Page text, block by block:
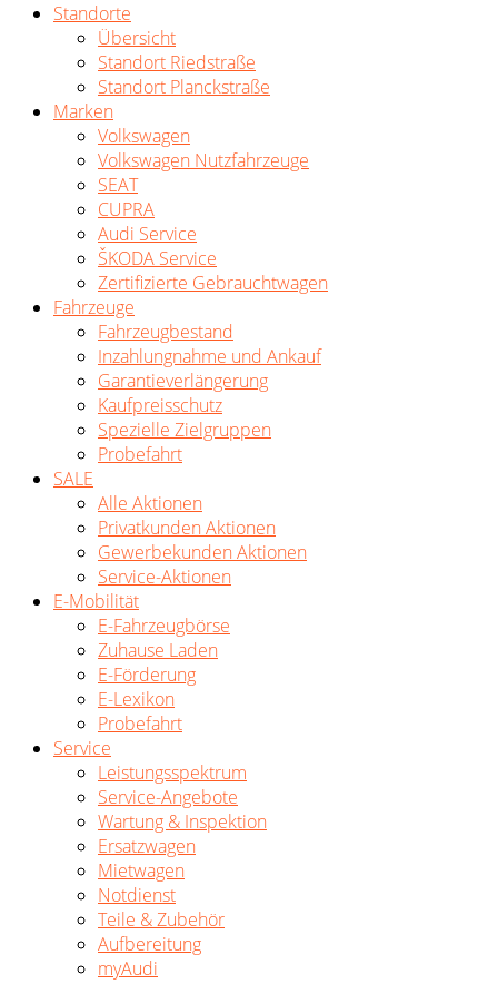
Standorte
Übersicht
Standort Riedstraße
Standort Planckstraße
Marken
Volkswagen
Volkswagen Nutzfahrzeuge
SEAT
CUPRA
Audi Service
ŠKODA Service
Zertifizierte Gebrauchtwagen
Fahrzeuge
Fahrzeugbestand
Inzahlungnahme und Ankauf
Garantieverlängerung
Kaufpreisschutz
Spezielle Zielgruppen
Probefahrt
SALE
Alle Aktionen
Privatkunden Aktionen
Gewerbekunden Aktionen
Service-Aktionen
E-Mobilität
E-Fahrzeugbörse
Zuhause Laden
E-Förderung
E-Lexikon
Probefahrt
Service
Leistungsspektrum
Service-Angebote
Wartung & Inspektion
Ersatzwagen
Mietwagen
Notdienst
Teile & Zubehör
Aufbereitung
myAudi